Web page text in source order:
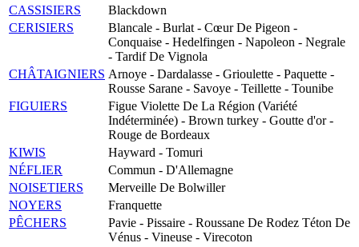
CASSISIERS
Blackdown
CERISIERS
Blancale - Burlat - Cœur De Pigeon -
Conquaise - Hedelfingen - Napoleon - Negrale
- Tardif De Vignola
CHÂTAIGNIERS Arnoye - Dardalasse - Grioulette - Paquette -
Rousse Sarane - Savoye - Teillette - Tounibe
FIGUIERS
Figue Violette De La Région (Variété
Indéterminée) - Brown turkey - Goutte d'or -
Rouge de Bordeaux
KIWIS
Hayward - Tomuri
NÉFLIER
Commun - D'Allemagne
NOISETIERS
Merveille De Bolwiller
NOYERS
Franquette
PÊCHERS
Pavie - Pissaire - Roussane De Rodez Téton De
Vénus - Vineuse - Virecoton